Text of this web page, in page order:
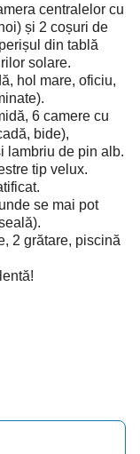
centralelor cu
și 2 coșuri de
din tablă
solare.
hol mare, oficiu,
6 camere cu
bide),
lambriu de pin alb.
tip velux.
se mai pot
2 grătare, piscină